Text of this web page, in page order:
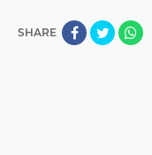
SHARE